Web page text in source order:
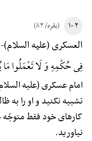
۲ -۱ (بقره/ ۸۳)
العسکری (علیه السلام)-
فِی حُکْمِهِ وَ لَا تَعْمَلُوا
امام عسکری (علیه
تشبیه نکنید و او را به
کارهای خود فقط متوجّه
نیاورید.